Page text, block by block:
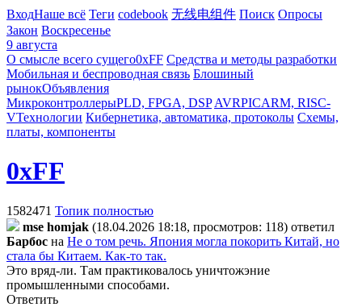
ВходНаше всё Теги codebook 无线电组件 Поиск Опросы
Закон Воскресенье
9 августа
О смысле всего сущего0xFF Средства и методы разработки
Мобильная и беспроводная связь Блошиный
рынокОбъявления
МикроконтроллерыPLD, FPGA, DSP AVRPICARM, RISC-
VТехнологии Кибернетика, автоматика, протоколы Схемы,
платы, компоненты
0xFF
1582471 Топик полностью
mse homjak (18.04.2026 18:18, просмотров: 118) ответил
Бapбoc на Не о том речь. Япония могла покорить Китай, но
стала бы Китаем. Как-то так.
Это вряд-ли. Там практиковалось уничтожэние
промышленными способами.
Ответить